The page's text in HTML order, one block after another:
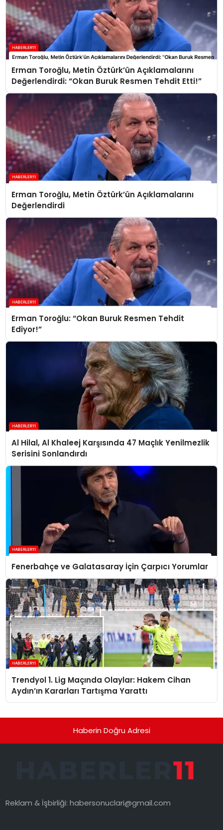
Erman Toroğlu, Metin Öztürk’ün Açıklamalarını
Değerlendirdi: “Okan Buruk Resmen Tehdit Etti!”
Erman Toroğlu, Metin Öztürk’ün Açıklamalarını
Değerlendirdi
Erman Toroğlu: “Okan Buruk Resmen Tehdit
Ediyor!”
Al Hilal, Al Khaleej Karşısında 47 Maçlık Yenilmezlik
Serisini Sonlandırdı
Fenerbahçe ve Galatasaray İçin Çarpıcı Yorumlar
Trendyol 1. Lig Maçında Olaylar: Hakem Cihan
Aydın’ın Kararları Tartışma Yarattı
Haberin Doğru Adresi
Reklam & İşbirliği:habersonuclari@gmail.com